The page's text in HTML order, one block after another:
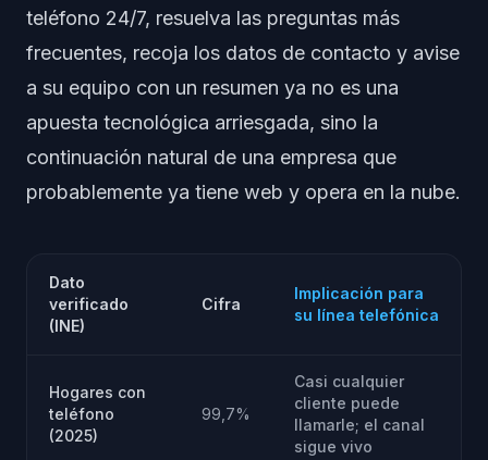
teléfono 24/7, resuelva las preguntas más
frecuentes, recoja los datos de contacto y avise
a su equipo con un resumen ya no es una
apuesta tecnológica arriesgada, sino la
continuación natural de una empresa que
probablemente ya tiene web y opera en la nube.
Dato
verificado
(INE)
Cifra
Implicación para
su línea telefónica
Hogares con
teléfono
(2025)
99,7%
Casi cualquier
cliente puede
llamarle; el canal
sigue vivo